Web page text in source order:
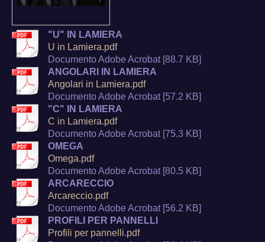
"U" IN LAMIERA
U in Lamiera.pdf
Documento Adobe Acrobat [88.7 KB]
ANGOLARI IN LAMIERA
Angolari in Lamiera.pdf
Documento Adobe Acrobat [57.2 KB]
"C" IN LAMIERA
C in Lamiera.pdf
Documento Adobe Acrobat [75.3 KB]
OMEGA
Omega.pdf
Documento Adobe Acrobat [80.5 KB]
ARCARECCIO
Arcareccio.pdf
Documento Adobe Acrobat [56.2 KB]
PROFILI PER PANNELLI
Profili per pannelli.pdf